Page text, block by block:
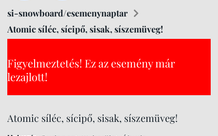
si-snowboard/esemenynaptar
Atomic síléc, sícipő, sisak, síszemüveg!
Figyelmeztetés! Ez az esemény már
lezajlott!
Atomic síléc, sícipő, sisak, síszemüveg!